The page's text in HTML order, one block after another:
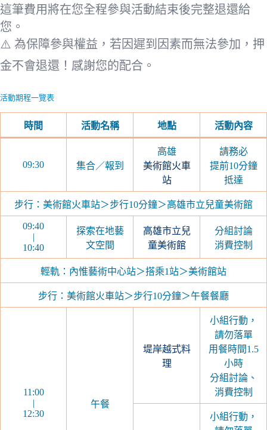
這筆費用將在您全程參與活動結束後完整退還給
您。
⚠️ 為保障參與權益，若因遲到因素而無法參加，押
金不會退還 ！ 感謝您的配合。
活動期程一覽表
時間 活動名稱 地點 活動內容
09:30 集合／報到
高雄
美術館火車
站
請務必
提前10分鐘
抵達
步行：美術館火車站＞步行10分鐘＞高雄市立兒童美術館
09:40
|
10:40
探索在地藝
文空間
高雄市立兒
童美術館
分組討論
消費控制
輕軌：內惟藝術中心站＞搭乘1站＞美術館站
步行：美術館火車站＞步行10分鐘＞午餐餐廳
11:00
|
12:30
午餐
堤岸越式料
理
小組行動，
請勿落單
用餐時間1.5
小時
分組討論、
消費控制
小組行動，